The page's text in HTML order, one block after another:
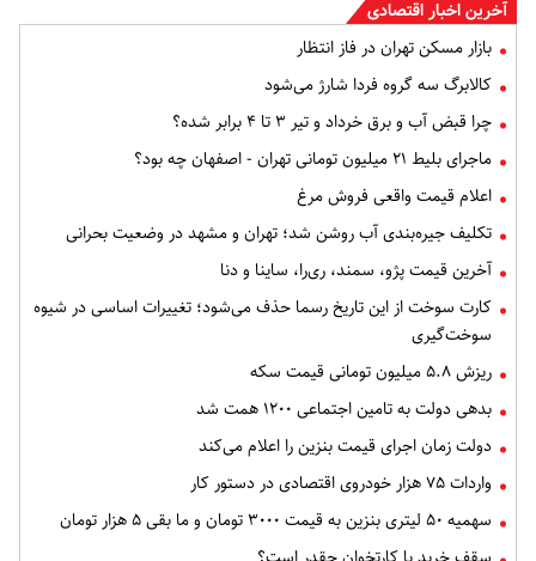
آخرین اخبار اقتصادی
بازار مسکن تهران در فاز انتظار
کالابرگ سه گروه فردا شارژ می‌شود
چرا قبض آب و برق خرداد و تیر ۳ تا ۴ برابر شده؟
ماجرای بلیط ۲۱ میلیون تومانی تهران - اصفهان چه بود؟
اعلام قیمت واقعی فروش مرغ
تکلیف جیره‌بندی آب روشن شد؛ تهران و مشهد در وضعیت بحرانی
آخرین قیمت پژو، سمند، ری‌را، ساینا و دنا
کارت سوخت از این تاریخ رسما حذف می‌شود؛ تغییرات اساسی در شیوه
سوخت‌گیری
ریزش ۵.۸ میلیون تومانی قیمت سکه
بدهی دولت به تامین اجتماعی ۱۲۰۰ همت شد
دولت زمان اجرای قیمت بنزین را اعلام می‌کند
واردات ۷۵ هزار خودروی اقتصادی در دستور کار
سهمیه ۵۰ لیتری بنزین به قیمت ۳۰۰۰ تومان و ما بقی ۵ هزار تومان